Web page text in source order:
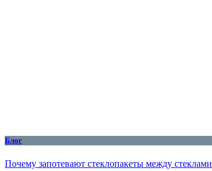
Блог
Почему запотевают стеклопакеты между стеклами